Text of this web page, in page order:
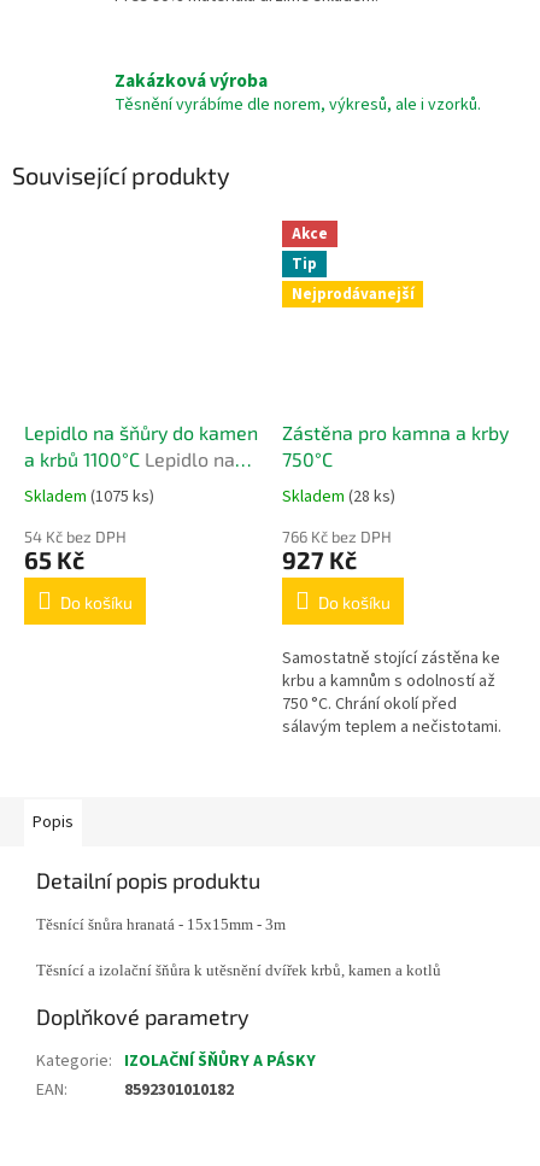
Zakázková výroba
Těsnění vyrábíme dle norem, výkresů, ale i vzorků.
Související produkty
Lepidlo na šňůry do kamen
a krbů 1100°C Lepidlo na
šňůry do kamen a krbů
Skladem (1075 ks)
54 Kč bez DPH
65 Kč
Do košíku
Akce
Tip
Nejprodávanejší
Zástěna pro kamna a krby
750°C
Skladem (28 ks)
766 Kč bez DPH
927 Kč
Do košíku
Samostatně stojící zástěna ke
krbu a kamnům s odolností až
750 °C. Chrání okolí před
sálavým teplem a nečistotami.
Popis
Detailní popis produktu
Těsnící šnůra hranatá - 15x15mm - 3m
Těsnící a izolační šňůra k utěsnění dvířek krbů, kamen a kotlů
Doplňkové parametry
Kategorie: IZOLAČNÍ ŠŇŮRY A PÁSKY
EAN: 8592301010182